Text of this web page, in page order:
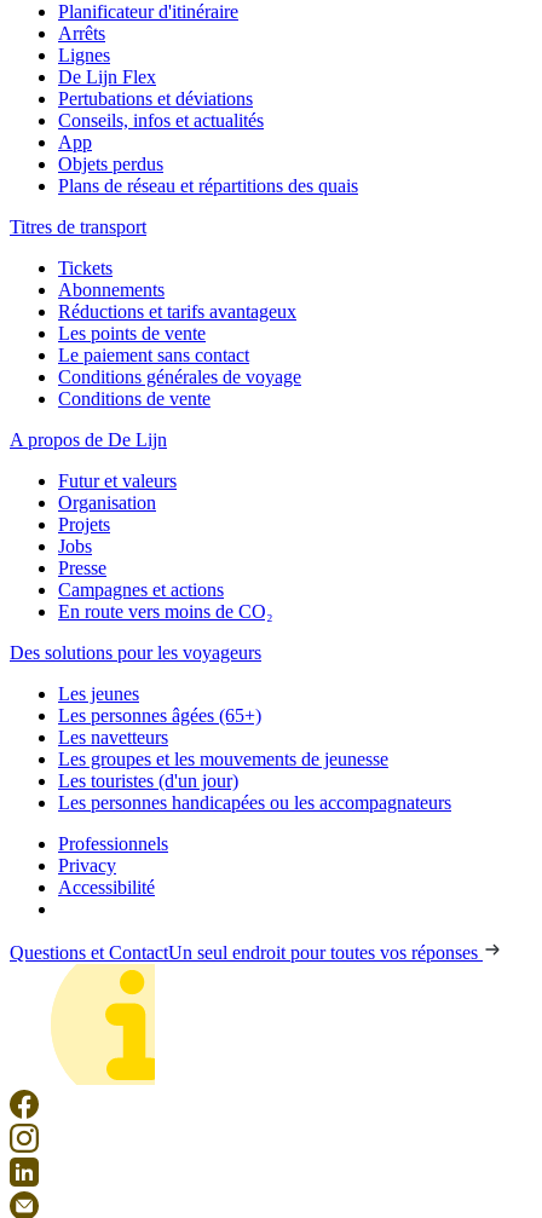
Planificateur d'itinéraire
Arrêts
Lignes
De Lijn Flex
Pertubations et déviations
Conseils, infos et actualités
App
Objets perdus
Plans de réseau et répartitions des quais
Titres de transport
Tickets
Abonnements
Réductions et tarifs avantageux
Les points de vente
Le paiement sans contact
Conditions générales de voyage
Conditions de vente
A propos de De Lijn
Futur et valeurs
Organisation
Projets
Jobs
Presse
Campagnes et actions
En route vers moins de CO₂
Des solutions pour les voyageurs
Les jeunes
Les personnes âgées (65+)
Les navetteurs
Les groupes et les mouvements de jeunesse
Les touristes (d'un jour)
Les personnes handicapées ou les accompagnateurs
Professionnels
Privacy
Accessibilité
Questions et ContactUn seul endroit pour toutes vos réponses